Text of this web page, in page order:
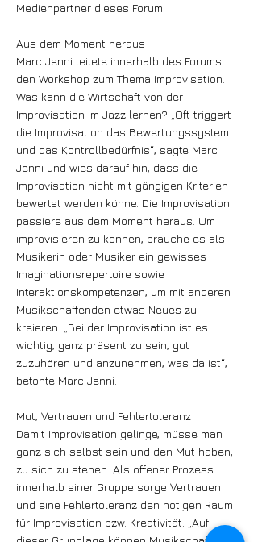
Medienpartner dieses Forum.
Aus dem Moment heraus
Marc Jenni leitete innerhalb des Forums
den Workshop zum Thema Improvisation.
Was kann die Wirtschaft von der
Improvisation im Jazz lernen? „Oft triggert
die Improvisation das Bewertungssystem
und das Kontrollbedürfnis“, sagte Marc
Jenni und wies darauf hin, dass die
Improvisation nicht mit gängigen Kriterien
bewertet werden könne. Die Improvisation
passiere aus dem Moment heraus. Um
improvisieren zu können, brauche es als
Musikerin oder Musiker ein gewisses
Imaginationsrepertoire sowie
Interaktionskompetenzen, um mit anderen
Musikschaffenden etwas Neues zu
kreieren. „Bei der Improvisation ist es
wichtig, ganz präsent zu sein, gut
zuzuhören und anzunehmen, was da ist“,
betonte Marc Jenni.
Mut, Vertrauen und Fehlertoleranz
Damit Improvisation gelinge, müsse man
ganz sich selbst sein und den Mut haben,
zu sich zu stehen. Als offener Prozess
innerhalb einer Gruppe sorge Vertrauen
und eine Fehlertoleranz den nötigen Raum
für Improvisation bzw. Kreativität. „Auf